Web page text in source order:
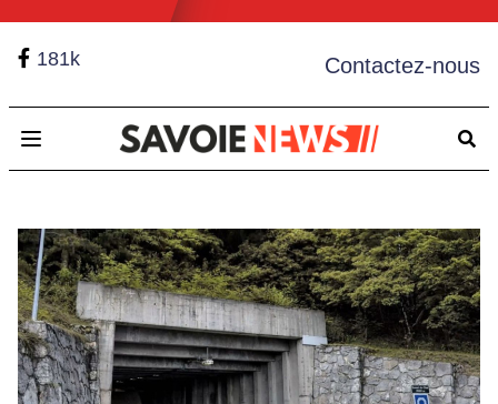
181k Contactez-nous
Open main menu